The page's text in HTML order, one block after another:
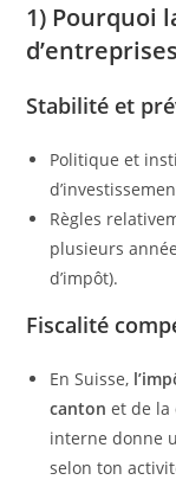
1) Pourquoi
d’entreprises
Stabilité et
Politique et
Règles
plusieurs
d’impôt).
Fiscalité
En Suisse,
canton et de la
interne donne
selon ton